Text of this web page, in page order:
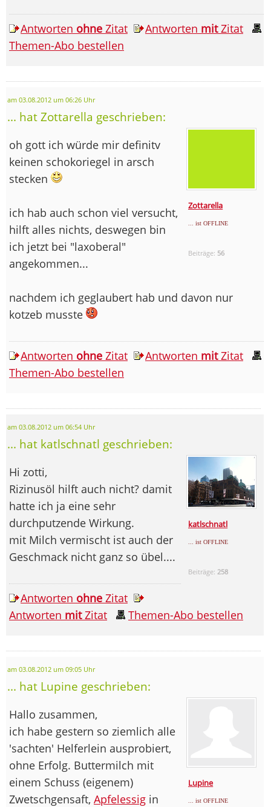
Antworten ohne Zitat Antworten mitZitat
Themen-Abo bestellen
am 03.08.2012 um 06:26 Uhr
... hat Zottarella geschrieben:
Zottarella
... ist OFFLINE
Beiträge: 56
oh gott ich würde mir definitv
keinen schokoriegel in arsch
stecken
ich hab auch schon viel versucht,
hilft alles nichts, deswegen bin
ich jetzt bei "laxoberal"
angekommen...
nachdem ich geglaubert hab und davon nur
kotzeb musste
Antworten ohne Zitat Antworten mitZitat
Themen-Abo bestellen
am 03.08.2012 um 06:54 Uhr
... hat katlschnatl geschrieben:
katlschnatl
... ist OFFLINE
Beiträge: 258
Hi zotti,
Rizinusöl hilft auch nicht? damit
hatte ich ja eine sehr
durchputzende Wirkung.
mit Milch vermischt ist auch der
Geschmack nicht ganz so übel....
Antworten ohne Zitat
Antworten mitZitat Themen-Abo bestellen
am 03.08.2012 um 09:05 Uhr
... hat Lupine geschrieben:
Lupine
... ist OFFLINE
Hallo zusammen,
ich habe gestern so ziemlich alle
'sachten' Helferlein ausprobiert,
ohne Erfolg. Buttermilch mit
einem Schuss (eigenem)
Zwetschgensaft, Apfelessig in